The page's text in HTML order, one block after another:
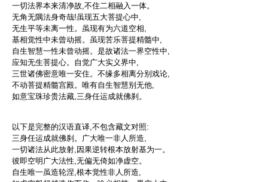
一切法界本来清净故,不住二相融入一体。
无角无隅法身奇哉!虽现五大菩提心中,
无生平等未离一性。虽现有为六道空相,
基相觉性中未曾动摇。虽现苦乐菩提精髓中,
自生智慧一性未曾动摇。是故诸法一界空性中,
应知无生菩提心。自觉广大实义界中,
三世诸佛密意唯一安住。不缘多相离分别戏论,
不动菩提精髓宫殿。唯有自生智慧别无他,
如意宝珠珍贵法藏,三身任运成就佛刹。
以下是完整的汉语直译,不包含藏文对照:
三身任运成就佛刹。广大唯一非人所造,
一切诸法从此放射,因果逆转根本放射基为一。
彼即空明广大法性,无偏无倚如净虚空。
自生唯一虽造轮涅,根本觉性非人所造,